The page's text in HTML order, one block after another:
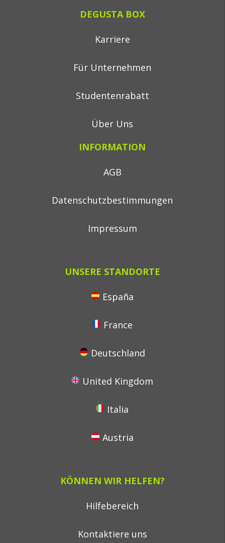
DEGUSTA BOX
Karriere
Für Unternehmen
Studentenrabatt
Über Uns
INFORMATION
AGB
Datenschutzbestimmungen
Impressum
UNSERE STANDORTE
España
France
Deutschland
United Kingdom
Italia
Austria
KÖNNEN WIR HELFEN?
Hilfebereich
Kontaktiere uns